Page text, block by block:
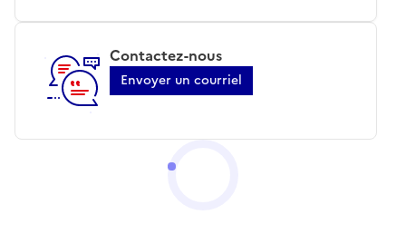
Contactez-nous
Envoyer un courriel